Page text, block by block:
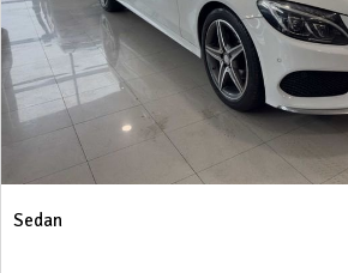
Sedan